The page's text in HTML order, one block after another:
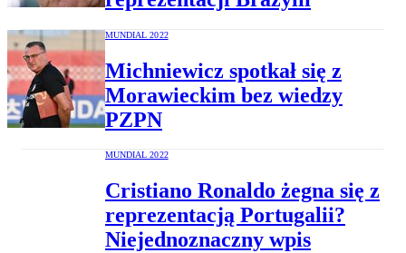
MUNDIAL 2022
Michniewicz spotkał się z
Morawieckim bez wiedzy
PZPN
MUNDIAL 2022
Cristiano Ronaldo żegna się z
reprezentacją Portugalii?
Niejednoznaczny wpis